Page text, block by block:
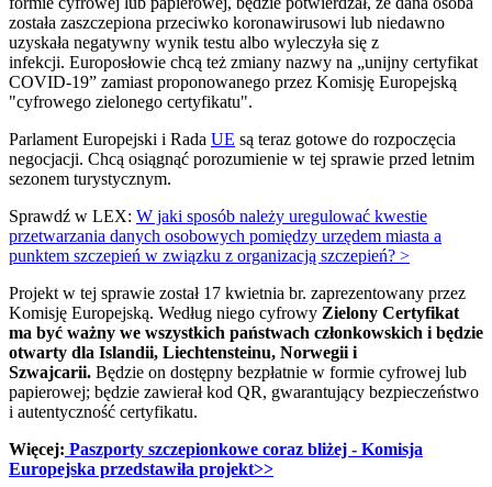
została zaszczepiona przeciwko koronawirusowi lub niedawno
uzyskała negatywny wynik testu albo wyleczyła się z
infekcji. Europosłowie chcą też zmiany nazwy na „unijny certyfikat
COVID-19” zamiast proponowanego przez Komisję Europejską
"cyfrowego zielonego certyfikatu".
Parlament Europejski i Rada UE są teraz gotowe do rozpoczęcia
negocjacji. Chcą osiągnąć porozumienie w tej sprawie przed letnim
sezonem turystycznym.
Sprawdź w LEX: W jaki sposób należy uregulować kwestie
przetwarzania danych osobowych pomiędzy urzędem miasta a
punktem szczepień w związku z organizacją szczepień? >
Projekt w tej sprawie został 17 kwietnia br. zaprezentowany przez
Komisję Europejską. Według niego cyfrowy Zielony Certyfikat
ma być ważny we wszystkich państwach członkowskich i będzie
otwarty dla Islandii, Liechtensteinu, Norwegii i
Szwajcarii. Będzie on dostępny bezpłatnie w formie cyfrowej lub
papierowej; będzie zawierał kod QR, gwarantujący bezpieczeństwo
i autentyczność certyfikatu.
Więcej: Paszporty szczepionkowe coraz bliżej - Komisja
Europejska przedstawiła projekt>>